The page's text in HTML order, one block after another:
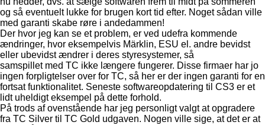
og så eventuelt lukke for brugen kort tid efter. Noget sådan ville
med garanti skabe røre i andedammen!
Der hvor jeg kan se et problem, er ved udefra kommende
ændringer, hvor eksempelvis Märklin, ESU el. andre bevidst
eller ubevidst ændrer i deres styresystemer, så
samspillet med TC ikke længere fungerer. Disse firmaer har jo
ingen forpligtelser over for TC, så her er der ingen garanti for en
fortsat funktionalitet. Seneste softwareopdatering til CS3 er et
lidt uheldigt eksempel på dette forhold.
På trods af ovenstående har jeg personligt valgt at opgradere
fra TC Silver til TC Gold udgaven. Nogen ville sige, at det er at